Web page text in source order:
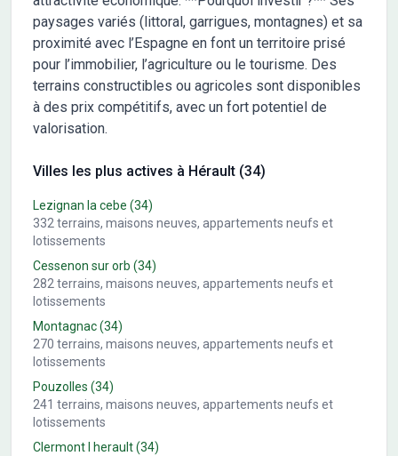
paysages variés (littoral, garrigues, montagnes) et sa
proximité avec l’Espagne en font un territoire prisé
pour l’immobilier, l’agriculture ou le tourisme. Des
terrains constructibles ou agricoles sont disponibles
à des prix compétitifs, avec un fort potentiel de
valorisation.
Villes les plus actives à Hérault (34)
Lezignan la cebe (34)
332 terrains, maisons neuves, appartements neufs et
lotissements
Cessenon sur orb (34)
282 terrains, maisons neuves, appartements neufs et
lotissements
Montagnac(34)
270 terrains, maisons neuves, appartements neufs et
lotissements
Pouzolles (34)
241 terrains, maisons neuves, appartements neufs et
lotissements
Clermont l herault(34)